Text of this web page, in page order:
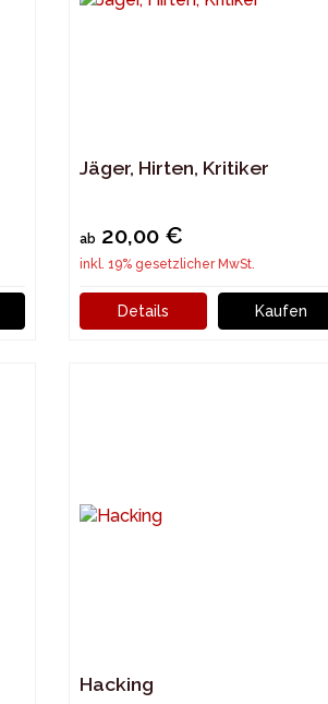
Jäger, Hirten, Kritiker
ab 20,00 €
inkl. 19% gesetzlicher MwSt.
Details Kaufen
Hacking